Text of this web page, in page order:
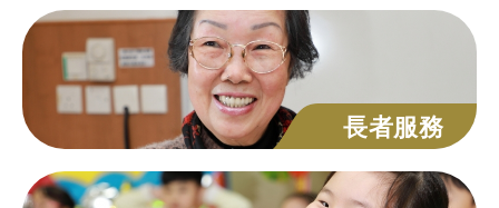
長者服務